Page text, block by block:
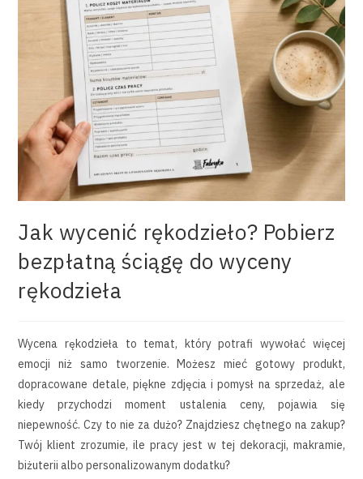
Jak wycenić rękodzieło? Pobierz
bezpłatną ściągę do wyceny
rękodzieła
Wycena rękodzieła to temat, który potrafi wywołać więcej
emocji niż samo tworzenie. Możesz mieć gotowy produkt,
dopracowane detale, piękne zdjęcia i pomysł na sprzedaż, ale
kiedy przychodzi moment ustalenia ceny, pojawia się
niepewność. Czy to nie za dużo? Znajdziesz chętnego na zakup?
Twój klient zrozumie, ile pracy jest w tej dekoracji, makramie,
biżuterii albo personalizowanym dodatku?